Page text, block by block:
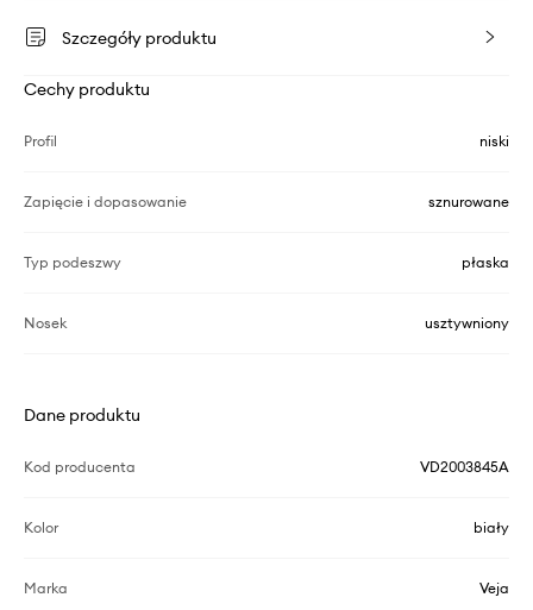
Szczegóły produktu
Cechy produktu
Profil niski
Zapięcie i dopasowanie sznurowane
Typ podeszwy płaska
Nosek usztywniony
Dane produktu
Kod producenta VD2003845A
Kolor biały
Marka Veja